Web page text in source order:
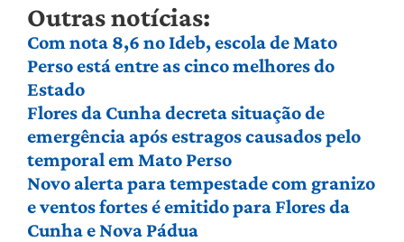
Outras notícias:
Com nota 8,6 no Ideb, escola de Mato
Perso está entre as cinco melhores do
Estado
Flores da Cunha decreta situação de
emergência após estragos causados pelo
temporal em Mato Perso
Novo alerta para tempestade com granizo
e ventos fortes é emitido para Flores da
Cunha e Nova Pádua